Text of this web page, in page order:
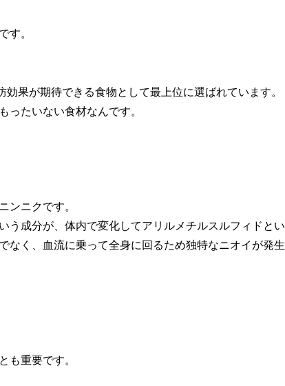
す。
果が期待できる食物として最上位に選ばれています。
ったいない食材なんです。
ンニクです。
う成分が、体内で変化してアリルメチルスルフィドとい
なく、血流に乗って全身に回るため独特なニオイが発生
も重要です。